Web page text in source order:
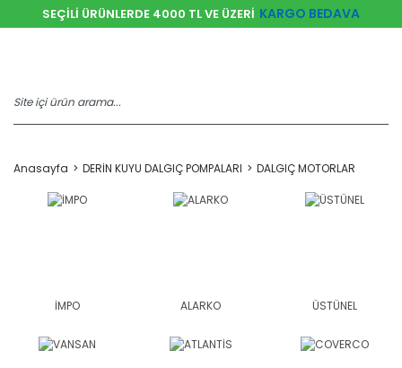
SEÇİLİ ÜRÜNLERDE 4000 TL VE ÜZERİ KARGO BEDAVA
Anasayfa DERİN KUYU DALGIÇ POMPALARI DALGIÇ MOTORLAR
İMPO ALARKO ÜSTÜNEL